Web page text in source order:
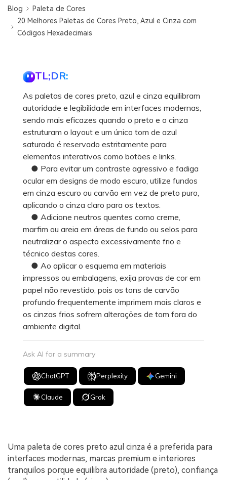
Blog
Paleta de Cores
20 Melhores Paletas de Cores Preto, Azul e Cinza com
Códigos Hexadecimais
TL;DR:
As paletas de cores preto, azul e cinza equilibram
autoridade e legibilidade em interfaces modernas,
sendo mais eficazes quando o preto e o cinza
estruturam o layout e um único tom de azul
saturado é reservado estritamente para
elementos interativos como botões e links.
● Para evitar um contraste agressivo e fadiga
ocular em designs de modo escuro, utilize fundos
em cinza escuro ou carvão em vez de preto puro,
aplicando o cinza claro para os textos.
● Adicione neutros quentes como creme,
marfim ou areia em áreas de fundo ou selos para
neutralizar o aspecto excessivamente frio e
técnico destas cores.
● Ao aplicar o esquema em materiais
impressos ou embalagens, exija provas de cor em
papel não revestido, pois os tons de carvão
profundo frequentemente imprimem mais claros e
os cinzas frios sofrem alterações de tom fora do
ambiente digital.
Ask AI for a summary
ChatGPT Perplexity Gemini
Claude Grok
Uma paleta de cores preto azul cinza é a preferida para
interfaces modernas, marcas premium e interiores
tranquilos porque equilibra autoridade (preto), confiança